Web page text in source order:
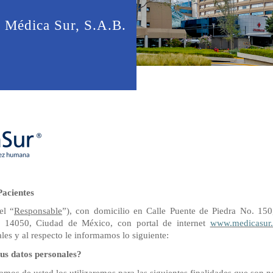
Sur, S.A.B.
“Responsable”), con domicilio en Calle Puente de Piedra No.
14050, Ciudad de México, con portal de internet
y al respecto le informamos lo siguiente:
datos personales?